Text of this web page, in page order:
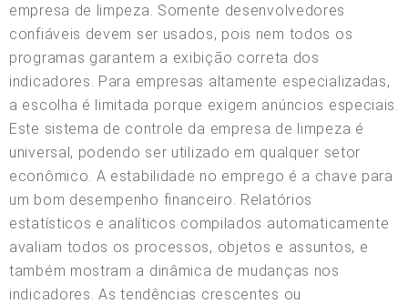
empresa de limpeza. Somente desenvolvedores
confiáveis devem ser usados, pois nem todos os
programas garantem a exibição correta dos
indicadores. Para empresas altamente especializadas,
a escolha é limitada porque exigem anúncios especiais.
Este sistema de controle da empresa de limpeza é
universal, podendo ser utilizado em qualquer setor
econômico. A estabilidade no emprego é a chave para
um bom desempenho financeiro. Relatórios
estatísticos e analíticos compilados automaticamente
avaliam todos os processos, objetos e assuntos, e
também mostram a dinâmica de mudanças nos
indicadores. As tendências crescentes ou